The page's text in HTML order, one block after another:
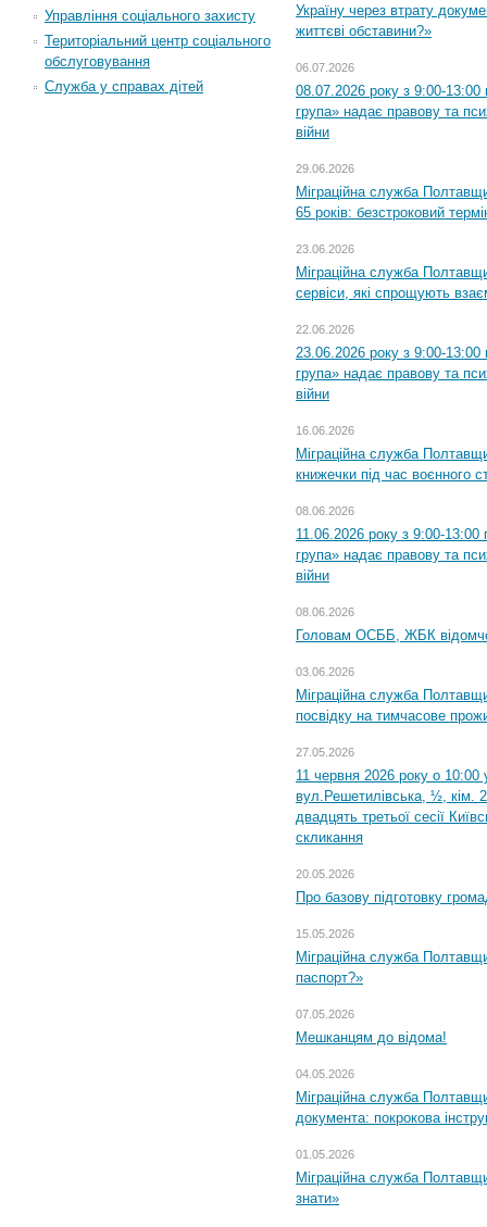
Управління соціального захисту
Територіальний центр соціального
обслуговування
Служба у справах дітей
Україну через втрату
життєві обставини?»
06.07.2026
08.07.2026 року з 9:00-13:00
група» надає правову та
війни
29.06.2026
Міграційна служба
65 років: безстроковий
23.06.2026
Міграційна служба
сервіси, які спрощують
22.06.2026
23.06.2026 року з 9:00-13:00
група» надає правову та
війни
16.06.2026
Міграційна служба
книжечки під час воєнного
08.06.2026
11.06.2026 року з 9:00-13:00
група» надає правову та
війни
08.06.2026
Головам ОСББ, ЖБК
03.06.2026
Міграційна служба
посвідку на тимчасове
27.05.2026
11 червня 2026 року о 10:00
вул.Решетилівська, ½, кім.
двадцять третьої сесії
скликання
20.05.2026
Про базову підготовку
15.05.2026
Міграційна служба
паспорт?»
07.05.2026
Мешканцям до відома!
04.05.2026
Міграційна служба
документа: покрокова
01.05.2026
Міграційна служба
знати»